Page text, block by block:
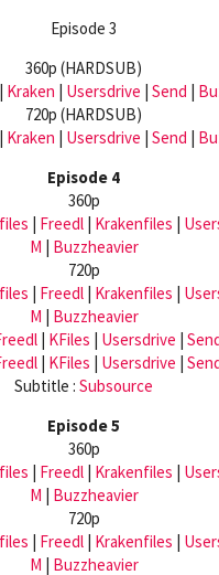
Episode 3
360p (HARDSUB)
Kraken | Usersdrive | Send |
720p (HARDSUB)
Kraken | Usersdrive | Send |
Episode 4
360p
| Freedl| Krakenfiles |
M | Buzzheavier
720p
| Freedl| Krakenfiles |
M | Buzzheavier
| KFiles | Usersdrive |
| KFiles | Usersdrive |
Subtitle : Subsource
Episode 5
360p
| Freedl| Krakenfiles |
M | Buzzheavier
720p
| Freedl| Krakenfiles |
M | Buzzheavier